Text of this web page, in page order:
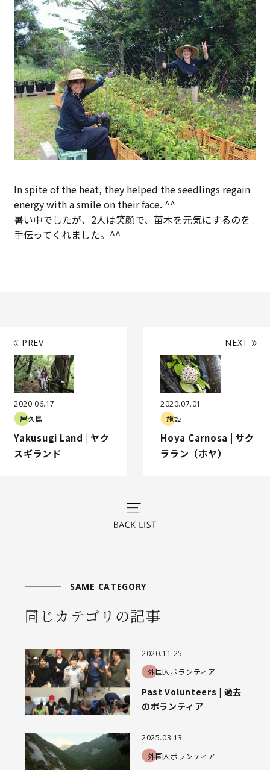
In spite of the heat, they helped the seedlings regain
energy with a smile on their face. ^^
暑い中でしたが、2人は笑顔で、苗木を元気にするのを
手伝ってくれました。^^
PREV
2020.06.17
屋久島
Yakusugi Land | ヤク
スギランド
2020.07.01
施設
Hoya Carnosa | サク
ララン（ホヤ）
NEXT
SAME CATEGORY
同じカテゴリの記事
2020.11.25
外国人ボランティア
Past Volunteers | 過去
のボランティア
2025.03.13
外国人ボランティア